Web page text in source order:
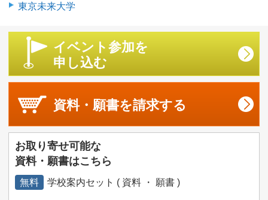
東京未来大学
イベント参加を
申し込む
資料・願書を請求する
お取り寄せ可能な
資料・願書はこちら
無料 学校案内セット ( 資料 ・ 願書 )